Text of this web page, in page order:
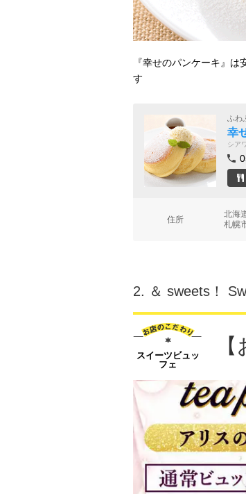
『幸せのパンケーキ』
す
ふわ
幸
シア
住所
北海
札幌
2. ＆ sweets！
スイーツビュッ
フェ